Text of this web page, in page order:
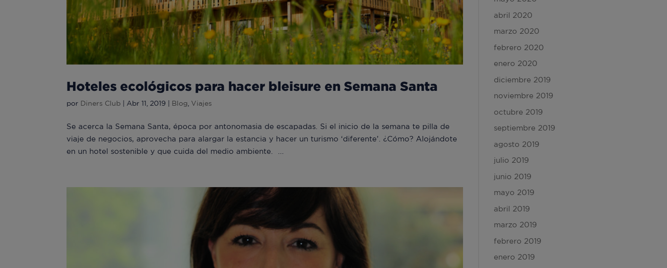
Hoteles ecológicos para hacer bleisure en Semana Santa
por Diners Club Abr 11, 2019 Blog Viajes
Se acerca la Semana Santa, época por antonomasia de escapadas. Si el inicio de la semana te pilla de
viaje de negocios, aprovecha para alargar la estancia y hacer un turismo ‘diferente’. ¿Cómo? Alojándote
en un hotel sostenible y que cuida del medio ambiente. ...
abril 2020
marzo 2020
febrero 2020
enero 2020
diciembre 2019
noviembre 2019
octubre 2019
septiembre 2019
agosto 2019
julio 2019
junio 2019
mayo 2019
abril 2019
marzo 2019
febrero 2019
enero 2019